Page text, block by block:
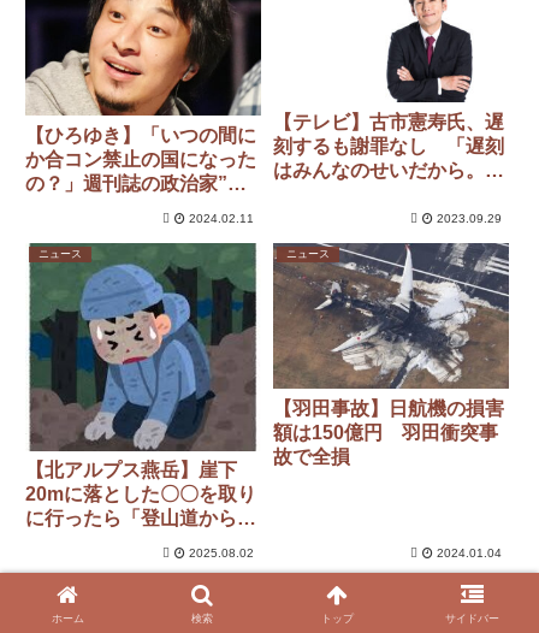
【ひろゆき】「いつの間に
か合コン禁止の国になった
の？」週刊誌の政治家”飲
2024.02.11
【テレビ】古市憲寿氏、遅
刻するも謝罪なし 「遅刻
はみんなのせいだから。謝
謝って20分戻るならいいけ
ど」 独自理論にスタジオ
あ然
2023.09.29
ニュース
【北アルプス燕岳】崖下
20mに落とした〇〇を取り
に行ったら「登山道から外
都の男性（41）を救助
2025.08.02
ニュース
【羽田事故】日航機の損害
額は150億円 羽田衝突事
故で全損
2024.01.04
ニュース
ホーム 検索 トップ サイドバー